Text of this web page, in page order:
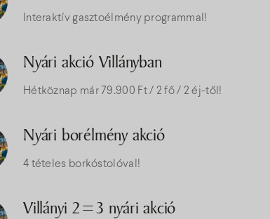
Interaktív gasztoélmény programmal!
Nyári akció Villányban
Hétköznap már 79.900 Ft / 2 fő / 2 éj-től!
Nyári borélmény akció
4 tételes borkóstolóval!
Villányi 2=3 nyári akció